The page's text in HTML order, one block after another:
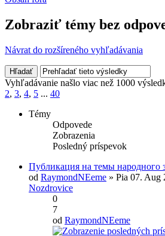
Zobraziť témy bez
Návrat do rozšíreného vyhľadávania
Vyhľadávanie našlo viac než 1000
2, 3, 4, 5 ... 40
Témy
Odpovede
Zobrazenia
Posledný príspevok
Публикация на темы народного
od RaymondNEeme » Pia 07. Aug
Nozdrovice
0
7
od RaymondNEeme